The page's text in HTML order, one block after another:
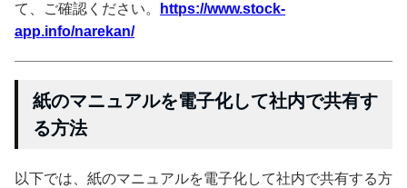
て、ご確認ください。
https://www.stock-
app.info/narekan/
紙のマニュアルを電子化して社内で共有す
る方法
以下では、紙のマニュアルを電子化して社内で共有する方